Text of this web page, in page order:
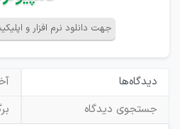
جهت دانلود نرم افزار و
دیدگاه‌ها
جستجوی دیدگاه